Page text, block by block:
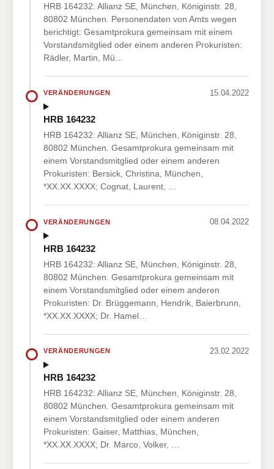
HRB 164232: Allianz SE, München, Königinstr. 28,
80802 München. Personendaten von Amts wegen
berichtigt: Gesamtprokura gemeinsam mit einem
Vorstandsmitglied oder einem anderen Prokuristen:
Rädler, Martin, Mü…
VERÄNDERUNGEN 15.04.2022
HRB 164232
HRB 164232: Allianz SE, München, Königinstr. 28,
80802 München. Gesamtprokura gemeinsam mit
einem Vorstandsmitglied oder einem anderen
Prokuristen: Bersick, Christina, München,
*XX.XX.XXXX; Cognat, Laurent, …
VERÄNDERUNGEN 08.04.2022
HRB 164232
HRB 164232: Allianz SE, München, Königinstr. 28,
80802 München. Gesamtprokura gemeinsam mit
einem Vorstandsmitglied oder einem anderen
Prokuristen: Dr. Brüggemann, Hendrik, Baierbrunn,
*XX.XX.XXXX; Dr. Hamel…
VERÄNDERUNGEN 23.02.2022
HRB 164232
HRB 164232: Allianz SE, München, Königinstr. 28,
80802 München. Gesamtprokura gemeinsam mit
einem Vorstandsmitglied oder einem anderen
Prokuristen: Gaiser, Matthias, München,
*XX.XX.XXXX; Dr. Marco, Volker, …